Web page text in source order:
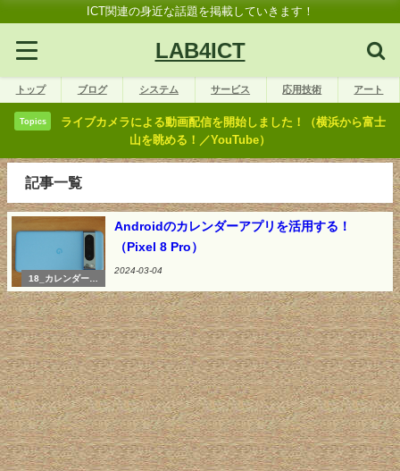
ICT関連の身近な話題を掲載していきます！
LAB4ICT
トップ ブログ システム サービス 応用技術 アート
Topics
ライブカメラによる動画配信を開始しました！（横浜から富士
山を眺める！／YouTube）
記事一覧
18_カレンダー機
能
Androidのカレンダーアプリを活用する！
（Pixel 8 Pro）
2024-03-04